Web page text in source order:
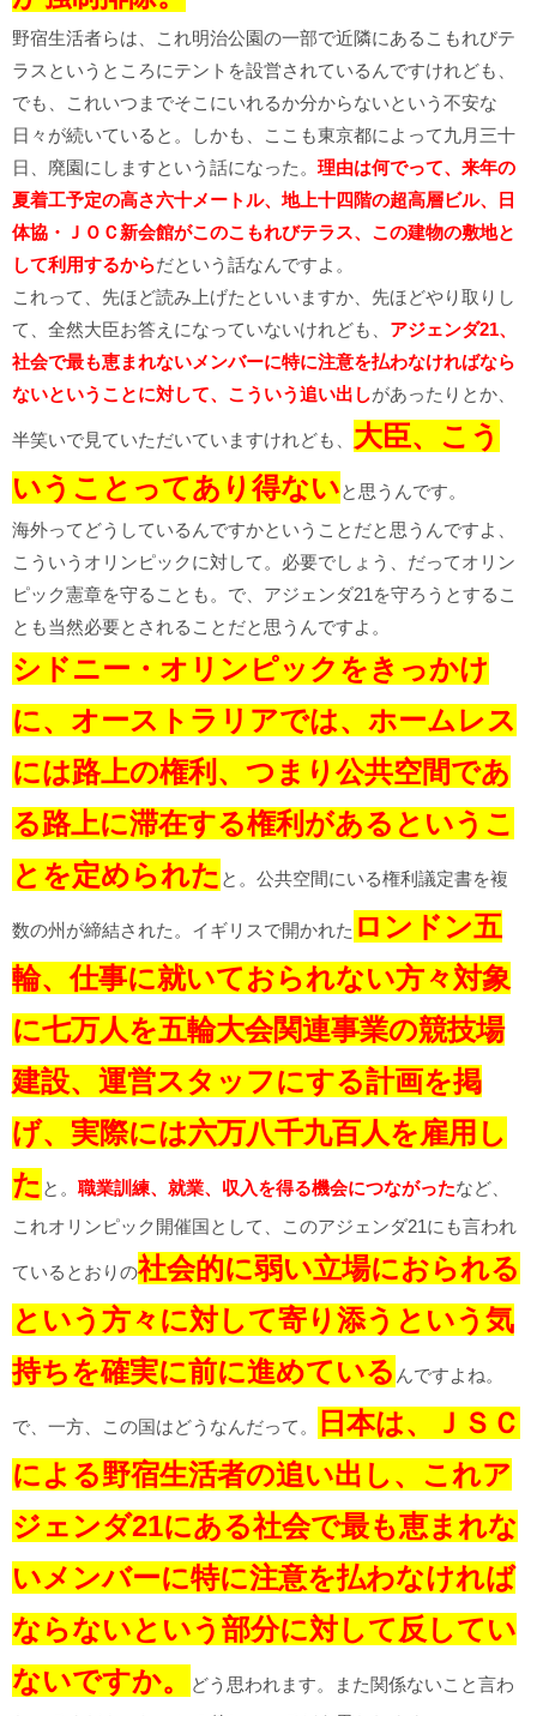
野宿生活者らは、これ明治公園の一部で近隣にあるこもれびテ
ラスというところにテントを設営されているんですけれども、
でも、これいつまでそこにいれるか分からないという不安な
日々が続いていると。しかも、ここも東京都によって九月三十
日、廃園にしますという話になった。 理由は何でって、来年の
夏着工予定の高さ六十メートル、地上十四階の超高層ビル、日
体協・ＪＯＣ新会館がこのこもれびテラス、この建物の敷地と
して利用するからだという話なんですよ。
これって、先ほど読み上げたといいますか、先ほどやり取りし
て、全然大臣お答えになっていないけれども、 アジェンダ21、
社会で最も恵まれないメンバーに特に注意を払わなければなら
ないということに対して、こういう追い出しがあったりとか、
半笑いで見ていただいていますけれども、 大臣、こう
いうことってあり得ないと思うんです。
海外ってどうしているんですかということだと思うんですよ、
こういうオリンピックに対して。必要でしょう、だってオリン
ピック憲章を守ることも。で、アジェンダ21を守ろうとするこ
とも当然必要とされることだと思うんですよ。
シドニー・オリンピックをきっかけ
に、オーストラリアでは、ホームレス
には路上の権利、つまり公共空間であ
る路上に滞在する権利があるというこ
とを定められた と。公共空間にいる権利議定書を複
数の州が締結された。イギリスで開かれた ロンドン五
輪、仕事に就いておられない方々対象
に七万人を五輪大会関連事業の競技場
建設、運営スタッフにする計画を掲
げ、実際には六万八千九百人を雇用し
た と。 職業訓練、就業、収入を得る機会につながったなど、
これオリンピック開催国として、このアジェンダ21にも言われ
ているとおりの社会的に弱い立場におられる
という方々に対して寄り添うという気
持ちを確実に前に進めている んですよね。
で、一方、この国はどうなんだって。
日本は、ＪＳＣ
による野宿生活者の追い出し、これア
ジェンダ21にある社会で最も恵まれな
いメンバーに特に注意を払わなければ
ならないという部分に対して反してい
ないですか。
どう思われます。また関係ないこと言わ